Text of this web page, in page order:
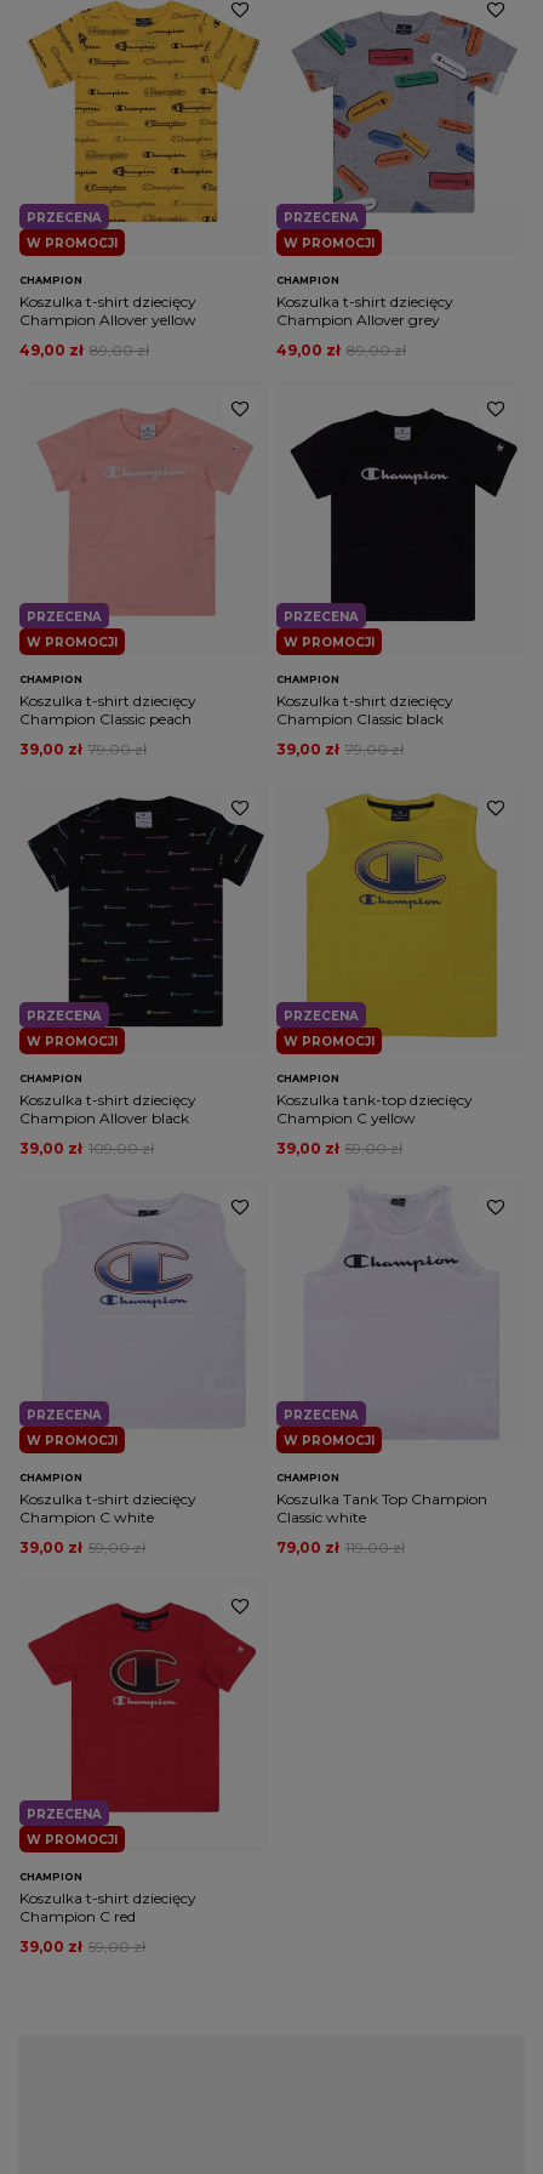
W PROMOCJI
PRZECENA
CHAMPION
Koszulka t-shirt dziecięcy
Champion Allover yellow
89,00 zł
49,00 zł
W PROMOCJI
PRZECENA
CHAMPION
Koszulka t-shirt dziecięcy
Champion Allover grey
89,00 zł
49,00 zł
W PROMOCJI
PRZECENA
CHAMPION
Koszulka t-shirt dziecięcy
Champion Classic peach
79,00 zł
39,00 zł
W PROMOCJI
PRZECENA
CHAMPION
Koszulka t-shirt dziecięcy
Champion Classic black
79,00 zł
39,00 zł
W PROMOCJI
PRZECENA
CHAMPION
Koszulka t-shirt dziecięcy
Champion Allover black
109,00 zł
39,00 zł
W PROMOCJI
PRZECENA
CHAMPION
Koszulka tank-top dziecięcy
Champion C yellow
59,00 zł
39,00 zł
W PROMOCJI
PRZECENA
CHAMPION
Koszulka t-shirt dziecięcy
Champion C white
59,00 zł
39,00 zł
W PROMOCJI
PRZECENA
CHAMPION
Koszulka Tank Top Champion
Classic white
119,00 zł
79,00 zł
W PROMOCJI
PRZECENA
CHAMPION
Koszulka t-shirt dziecięcy
Champion C red
59,00 zł
39,00 zł